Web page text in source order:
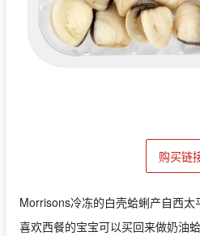
购买链
Morrisons冷冻的白壳蛤蜊产自西太
喜欢西餐的宝宝可以买回来做奶油